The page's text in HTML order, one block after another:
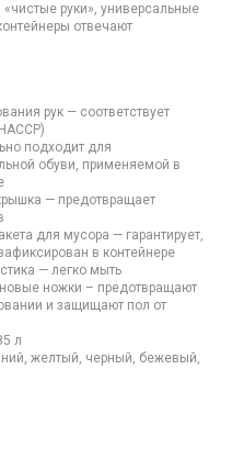
руки», универсальные
отвечают
рук — соответствует
подходит для
обуви, применяемой в
— предотвращает
для мусора — гарантирует,
в контейнере
— легко мыть
ножки – предотвращают
и защищают пол от
л
желтый, черный, бежевый,